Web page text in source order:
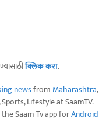
क्लिक करा.
newsfrom Maharashtra,
Lifestyle at SaamTV.
Saam Tv app forAndroid